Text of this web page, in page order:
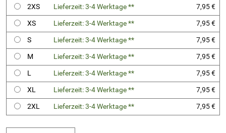
2XS
Lieferzeit: 3-4 Werktage **
7,95 €
XS
Lieferzeit: 3-4 Werktage **
7,95 €
S
Lieferzeit: 3-4 Werktage **
7,95 €
M
Lieferzeit: 3-4 Werktage **
7,95 €
L
Lieferzeit: 3-4 Werktage **
7,95 €
XL
Lieferzeit: 3-4 Werktage **
7,95 €
2XL
Lieferzeit: 3-4 Werktage ** 7,95 €